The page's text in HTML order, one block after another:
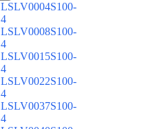
LSLV0004S100-
4
LSLV0008S100-
4
LSLV0015S100-
4
LSLV0022S100-
4
LSLV0037S100-
4